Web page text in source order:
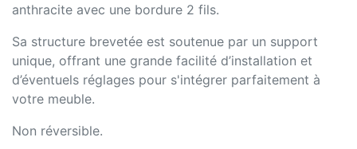
anthracite avec une bordure 2 fils.
Sa structure brevetée est soutenue par un support
unique, offrant une grande facilité d’installation et
d’éventuels réglages pour s'intégrer parfaitement à
votre meuble.
Non réversible.